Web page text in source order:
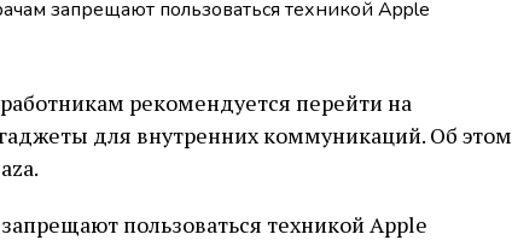
рекомендуется перейти на
для внутренних коммуникаций. Об этом